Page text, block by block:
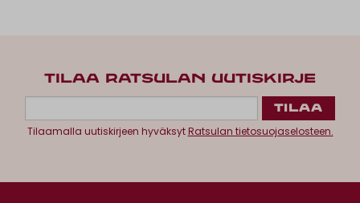
TILAA RATSULAN UUTISKIRJE
Tilaamalla uutiskirjeen hyväksytRatsulan tietosuojaselosteen.